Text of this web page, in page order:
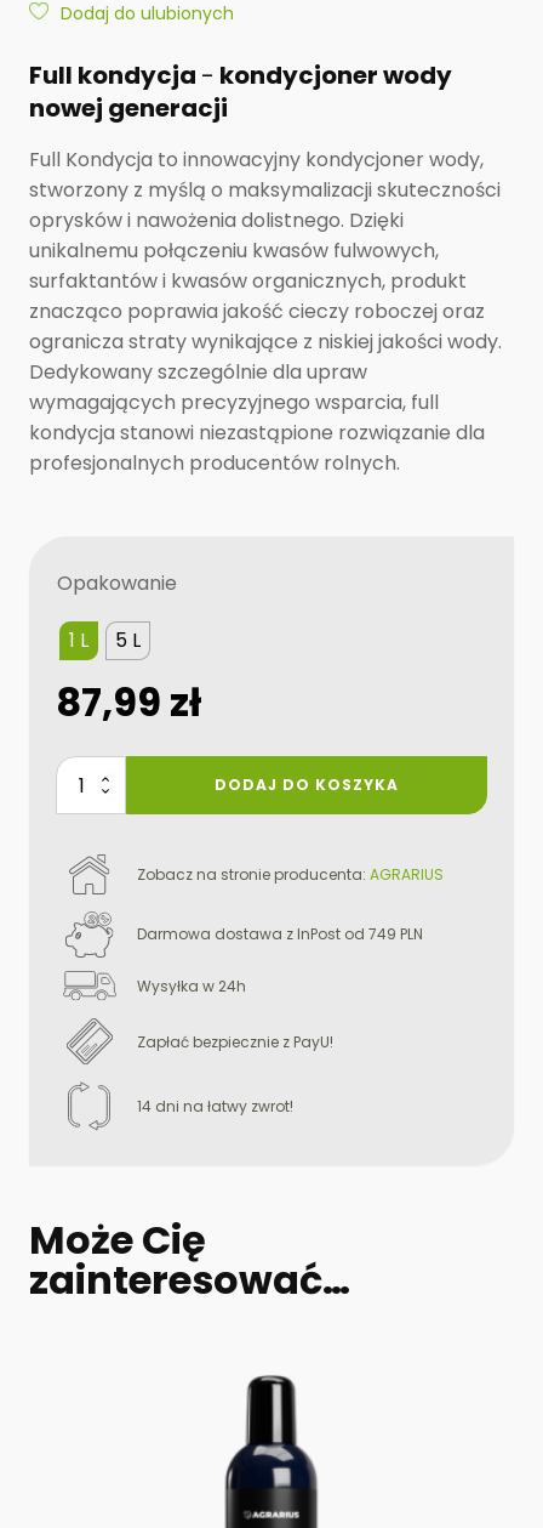
Dodaj do ulubionych
Full kondycja - kondycjoner wody
nowej generacji
Full Kondycja to innowacyjny kondycjoner wody,
stworzony z myślą o maksymalizacji skuteczności
oprysków i nawożenia dolistnego. Dzięki
unikalnemu połączeniu kwasów fulwowych,
surfaktantów i kwasów organicznych, produkt
znacząco poprawia jakość cieczy roboczej oraz
ogranicza straty wynikające z niskiej jakości wody.
Dedykowany szczególnie dla upraw
wymagających precyzyjnego wsparcia, full
kondycja stanowi niezastąpione rozwiązanie dla
profesjonalnych producentów rolnych.
Opakowanie
1 L 5 L
87,99 zł
ilość
DODAJ DO KOSZYKA
Zobacz na stronie producenta: AGRARIUS
Darmowa dostawa z InPost od 749 PLN
Wysyłka w 24h
Zapłać bezpiecznie z PayU!
14 dni na łatwy zwrot!
Może Cię
zainteresować…